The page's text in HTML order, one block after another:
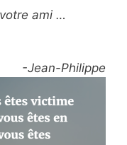
ami …
-Jean-Philippe